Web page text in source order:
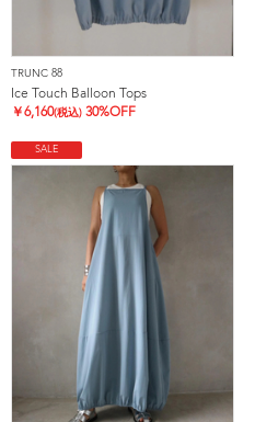
TRUNC 88
Ice Touch Balloon Tops
￥6,160(税込) 30%OFF
SALE